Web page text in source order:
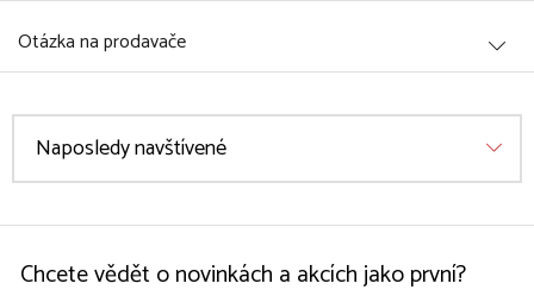
Otázka na prodavače
Naposledy navštívené
Chcete vědět o novinkách a akcích jako první?